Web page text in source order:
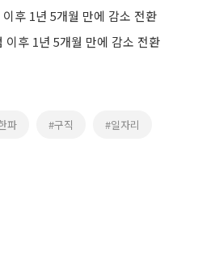
후 1년 5개월 만에 감소 전환
후 1년 5개월 만에 감소 전환
파 #구직 #일자리